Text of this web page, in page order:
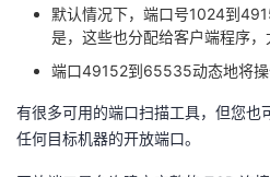
播
活
的
注
开
的
我
默认情况下，端口号1024到
是，这些也分配给客户端程序，
端口49152到65535动态地将操
有很多可用的端口扫描工具，但您也
任何目标机器的开放端口。